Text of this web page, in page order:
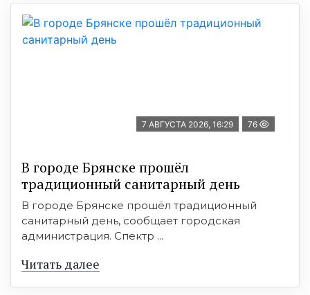
7 АВГУСТА 2026, 16:29 76
В городе Брянске прошёл
традиционный санитарный день
В городе Брянске прошёл традиционный
санитарный день, сообщает городская
администрация. Спектр ...
Читать далее